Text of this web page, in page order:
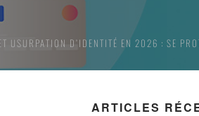
USURPATION D’IDENTITÉ EN 2026 : SE
ARTICLES